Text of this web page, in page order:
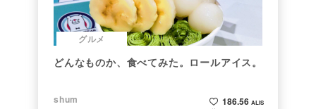
グルメ
どんなものか、食べてみた。ロールアイス。
shum
186.56 ALIS